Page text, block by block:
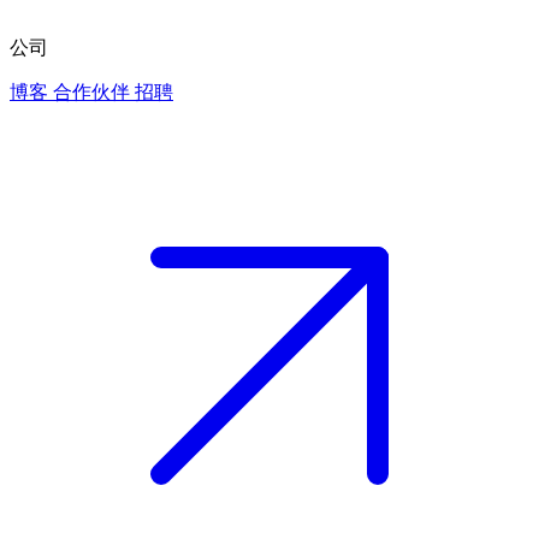
公司
博客 合作伙伴 招聘